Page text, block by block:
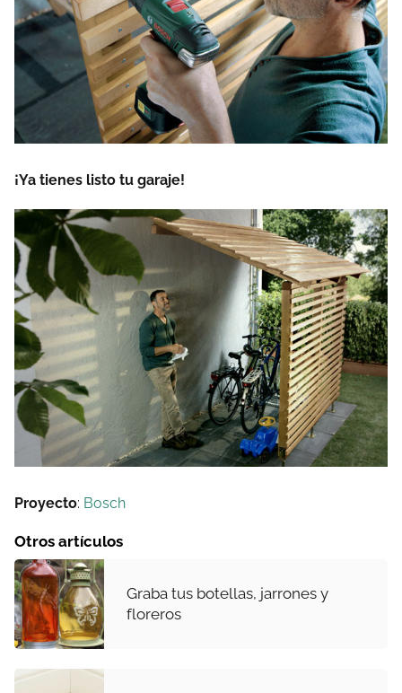
¡Ya tienes listo tu garaje!
Proyecto: Bosch
Otros artículos
Graba tus botellas, jarrones y
floreros